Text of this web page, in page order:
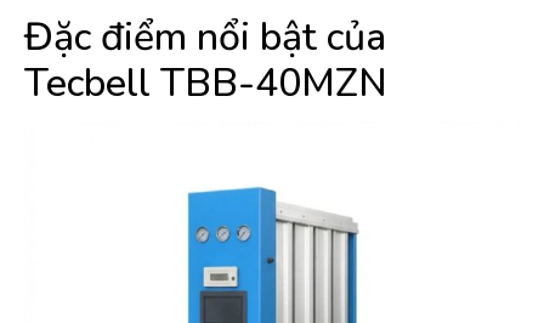
Đặc điểm nổi bật của
Tecbell TBB-40MZN